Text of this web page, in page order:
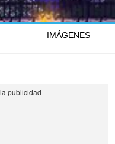
IMÁGENES